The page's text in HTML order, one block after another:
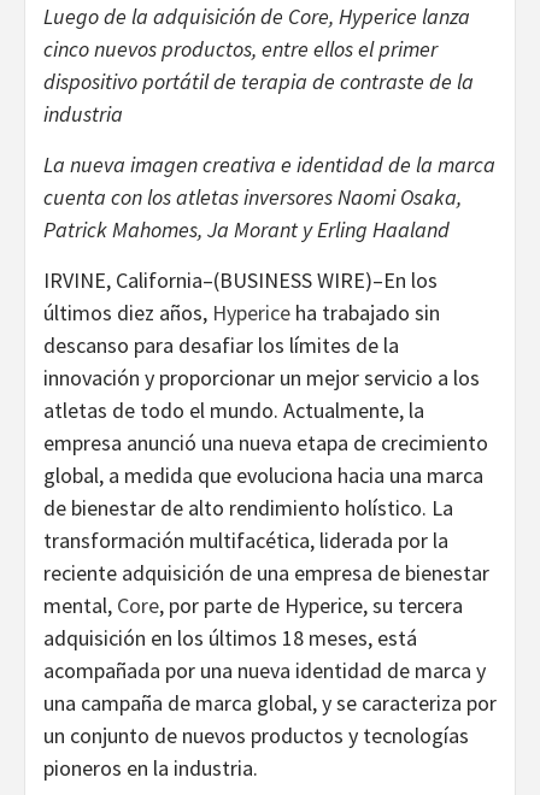
Luego de la adquisición de Core, Hyperice lanza
cinco nuevos productos, entre ellos el primer
dispositivo portátil de terapia de contraste de la
industria
La nueva imagen creativa e identidad de la marca
cuenta con los atletas inversores Naomi Osaka,
Patrick Mahomes, Ja Morant y Erling Haaland
IRVINE, California–(BUSINESS WIRE)–En los
últimos diez años, Hyperice ha trabajado sin
descanso para desafiar los límites de la
innovación y proporcionar un mejor servicio a los
atletas de todo el mundo. Actualmente, la
empresa anunció una nueva etapa de crecimiento
global, a medida que evoluciona hacia una marca
de bienestar de alto rendimiento holístico. La
transformación multifacética, liderada por la
reciente adquisición de una empresa de bienestar
mental, Core, por parte de Hyperice, su tercera
adquisición en los últimos 18 meses, está
acompañada por una nueva identidad de marca y
una campaña de marca global, y se caracteriza por
un conjunto de nuevos productos y tecnologías
pioneros en la industria.